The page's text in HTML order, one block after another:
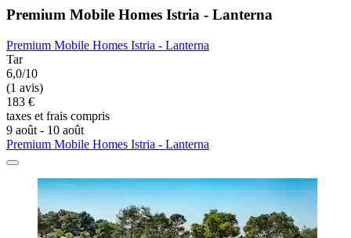
Premium Mobile Homes Istria - Lanterna
Premium Mobile Homes Istria - Lanterna
Tar
6,0/10
(1 avis)
183 €
taxes et frais compris
9 août - 10 août
Premium Mobile Homes Istria - Lanterna